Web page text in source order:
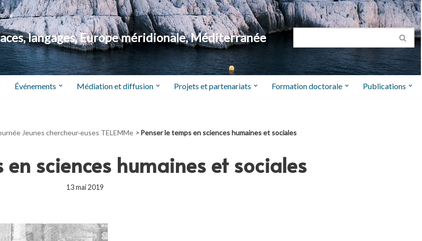
langages, Europe méridionale, Méditerranée
Événements Médiation et diffusion Projets et partenariats Formation doctorale Publications
Jeunes chercheur·euses TELEMMe > Penser le temps en sciences humaines et sociales
en sciences humaines et sociales
13 mai 2019